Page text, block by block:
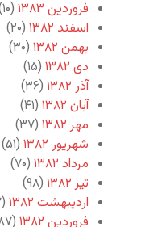
فروردین ۱۳۸۳
(۱۰)
اسفند ۱۳۸۲
(۲۰)
بهمن ۱۳۸۲
(۳۰)
دی ۱۳۸۲
(۱۵)
آذر ۱۳۸۲
(۳۶)
آبان ۱۳۸۲
(۴۱)
مهر ۱۳۸۲
(۳۷)
شهریور ۱۳۸۲
(۵۱)
مرداد ۱۳۸۲
(۷۰)
تیر ۱۳۸۲
(۹۸)
اردیبهشت ۱۳۸۲
(۶۷)
فروردین ۱۳۸۲
(۸۷)